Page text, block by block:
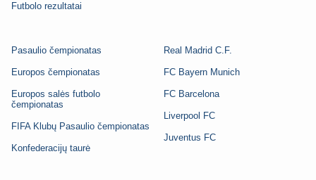
Futbolo rezultatai
Pasaulio čempionatas
Europos čempionatas
Europos salės futbolo
čempionatas
FIFA Klubų Pasaulio čempionatas
Konfederacijų taurė
Real Madrid C.F.
FC Bayern Munich
FC Barcelona
Liverpool FC
Juventus FC